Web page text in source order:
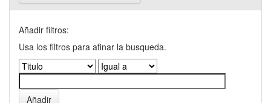
Añadir filtros:
Usa los filtros para afinar la busqueda.